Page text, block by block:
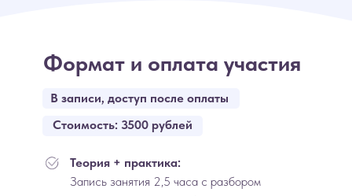
В записи, доступ после оплаты
Стоимость: 3500 рублей
Формат и оплата участия
Теория + практика:
Запись занятия 2,5 часа с разбором